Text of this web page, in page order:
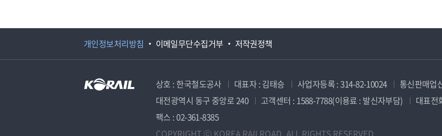
개인정보처리방침 이메일무단수집거부 저작권정책
상호 : 한국철도공사 대표자 : 김태승 사업자등록 : 314-82-10024
통신판매업
대전광역시 동구 중앙로 240
고객센터 : 1588-7788(이용료 : 발신자부담)
대표전
팩스 : 02-361-8385
COPYRIGHT ⓒ KOREA RAILROAD. ALL RIGHTS RESERVED.